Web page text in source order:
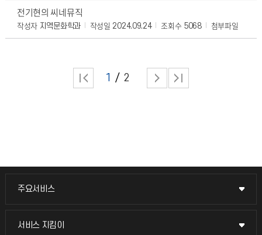
전기현의 씨네뮤직
작성자 지역문화학과 작성일 2024.09.24 조회수 5068 첨부파일
1 2
주요서비스
주요서비스
교무회의방송
서비스 지킴이
서비스 지킴이